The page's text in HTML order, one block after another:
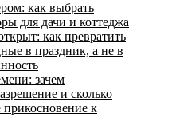
как выбрать
для дачи и коттеджа
как превратить
в праздник, а не в
зачем
и сколько
прикосновение к